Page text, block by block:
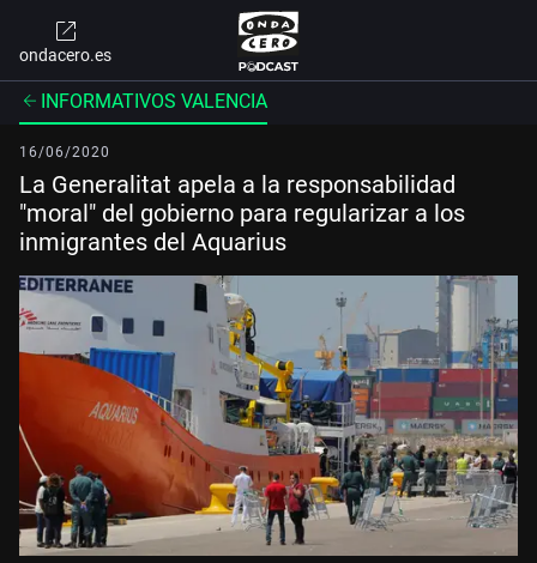
ondacero.es
INFORMATIVOS VALENCIA
16/06/2020
La Generalitat apela a la responsabilidad
"moral" del gobierno para regularizar a los
inmigrantes del Aquarius